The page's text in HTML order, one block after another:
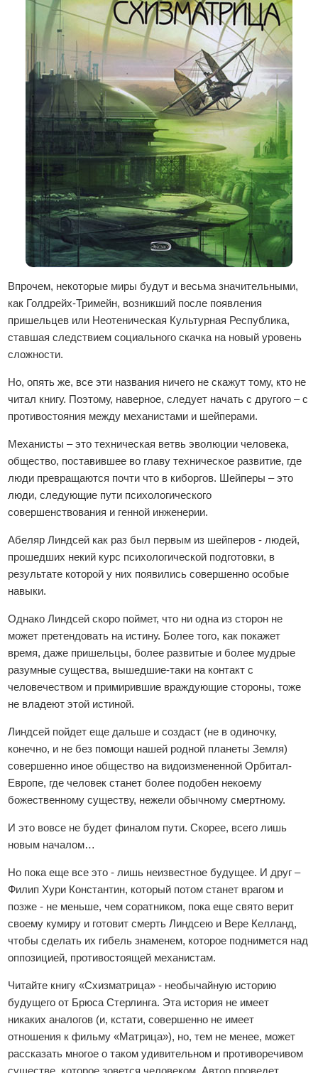
Впрочем, некоторые миры будут и весьма значительными,
как Голдрейх-Тримейн, возникший после появления
пришельцев или Неотеническая Культурная Республика,
ставшая следствием социального скачка на новый уровень
сложности.
Но, опять же, все эти названия ничего не скажут тому, кто не
читал книгу. Поэтому, наверное, следует начать с другого – с
противостояния между механистами и шейперами.
Механисты – это техническая ветвь эволюции человека,
общество, поставившее во главу техническое развитие, где
люди превращаются почти что в киборгов. Шейперы – это
люди, следующие пути психологического
совершенствования и генной инженерии.
Абеляр Линдсей как раз был первым из шейперов - людей,
прошедших некий курс психологической подготовки, в
результате которой у них появились совершенно особые
навыки.
Однако Линдсей скоро поймет, что ни одна из сторон не
может претендовать на истину. Более того, как покажет
время, даже пришельцы, более развитые и более мудрые
разумные существа, вышедшие-таки на контакт с
человечеством и примирившие враждующие стороны, тоже
не владеют этой истиной.
Линдсей пойдет еще дальше и создаст (не в одиночку,
конечно, и не без помощи нашей родной планеты Земля)
совершенно иное общество на видоизмененной Орбитал-
Европе, где человек станет более подобен некоему
божественному существу, нежели обычному смертному.
И это вовсе не будет финалом пути. Скорее, всего лишь
новым началом…
Но пока еще все это - лишь неизвестное будущее. И друг –
Филип Хури Константин, который потом станет врагом и
позже - не меньше, чем соратником, пока еще свято верит
своему кумиру и готовит смерть Линдсею и Вере Келланд,
чтобы сделать их гибель знаменем, которое поднимется над
оппозицией, противостоящей механистам.
Читайте книгу «Схизматрица» - необычайную историю
будущего от Брюса Стерлинга. Эта история не имеет
никаких аналогов (и, кстати, совершенно не имеет
отношения к фильму «Матрица»), но, тем не менее, может
рассказать многое о таком удивительном и противоречивом
существе, которое зовется человеком. Автор проведет